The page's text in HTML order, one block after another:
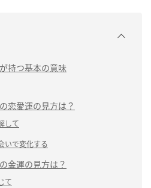
持つ基本の意味
恋愛運の見方は？
して
いで変化する
金運の見方は？
て